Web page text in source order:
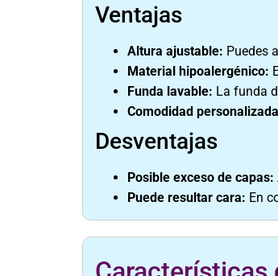
Ventajas
Altura ajustable: Puedes
Material hipoalergénico:
Funda lavable: La funda
Comodidad
Desventajas
Posible exceso de capas:
Puede resultar cara: En